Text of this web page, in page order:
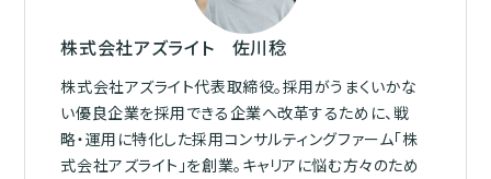
株式会社アズライト 佐川稔
株式会社アズライト代表取締役。採用がうまくいかな
い優良企業を採用できる企業へ改革するために、戦
略・運用に特化した採用コンサルティングファーム「株
式会社アズライト」を創業。キャリアに悩む方々のため